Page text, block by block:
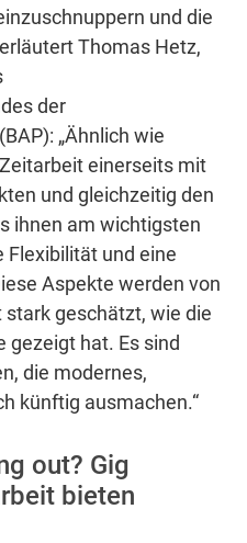
und die
Thomas Hetz,
der
„Ähnlich wie
einerseits mit
und gleichzeitig den
ihnen am wichtigsten
Flexibilität und eine
Aspekte werden von
geschätzt, wie die
gezeigt hat. Es sind
die modernes,
künftig ausmachen.“
out? Gig
bieten